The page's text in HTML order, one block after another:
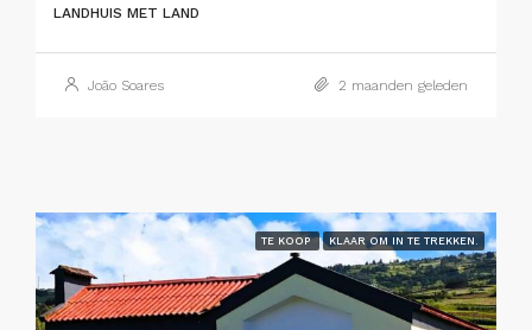
LANDHUIS MET LAND
João Soares 2 maanden geleden
TE KOOP KLAAR OM IN TE TREKKEN.